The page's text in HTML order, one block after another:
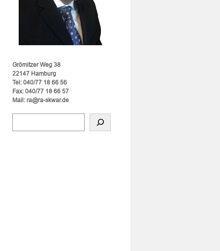
Grömitzer Weg 38
22147 Hamburg
Tel: 040/77 18 66 56
Fax: 040/77 18 66 57
Mail: ra@ra-skwar.de